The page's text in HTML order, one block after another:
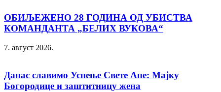
ОБИЉЕЖЕНО 28 ГОДИНА ОД УБИСТВА
КОМАНДАНТА „БЕЛИХ ВУКОВА“
7. август 2026.
Данас славимо Успење Свете Ане: Мајку
Богородице и заштитницу жена